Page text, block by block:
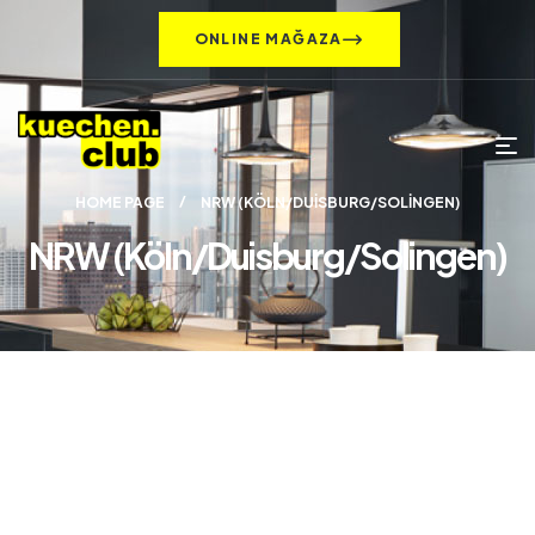
ONLINE MAĞAZA
HOME PAGE NRW (KÖLN/DUISBURG/SOLINGEN)
NRW (Köln/Duisburg/Solingen)